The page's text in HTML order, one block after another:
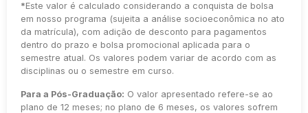
*Este valor é calculado considerando a conquista de bolsa
em nosso programa (sujeita a análise socioeconômica no ato
da matrícula), com adição de desconto para pagamentos
dentro do prazo e bolsa promocional aplicada para o
semestre atual. Os valores podem variar de acordo com as
disciplinas ou o semestre em curso.
Para a Pós-Graduação: O valor apresentado refere-se ao
plano de 12 meses; no plano de 6 meses, os valores sofrem